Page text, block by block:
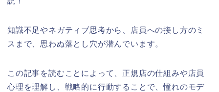
知識不足やネガティブ思考から、店員への接し方のミ
スまで、思わぬ落とし穴が潜んでいます。
この記事を読むことによって、正規店の仕組みや店員
心理を理解し、戦略的に行動することで、憧れのモデ